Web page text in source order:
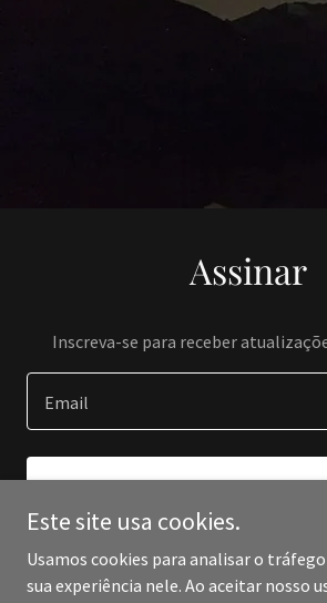
Assinar
Inscreva-se para receber
Email
Este site usa cookies.
Usamos cookies para analisar o
sua experiência nele. Ao aceitar nosso